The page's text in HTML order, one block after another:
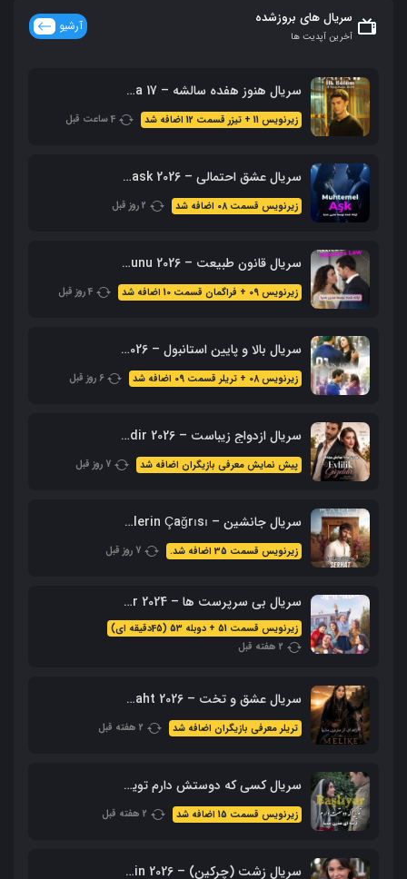
سریال های بروزشده
آخرین آپدیت ها
آرشیو
سریال هنوز هفده سالشه – Daha 17 محصول 2026 + زیرنویس فارسی
زیرنویس 11 + تیزر قسمت 12 اضافه شد 4 ساعت قبل
سریال عشق احتمالی – Muhtemel ask 2026 محصول ShowTV
زیرنویس قسمت 08 اضافه شد 2 روز قبل
سریال قانون طبیعت – 2026 Doganin Kanunu – نسخه کامل
زیرنویس 09 + فراگمان قسمت 10 اضافه شد 4 روز قبل
سریال بالا و پایین استانبول – 2026 Alti Ustu Istanbul (نسخه کامل)
زیرنویس 08 + تریلر قسمت 09 اضافه شد 6 روز قبل
سریال ازدواج زیباست – Evlilik Guzeldir 2026 (نسخه کامل + زیرنویس)
پیش نمایش معرفی بازیگران اضافه شد 7 روز قبل
سریال جانشین – Halef: Köklerin Çağrısı با زیرنویس فارسی
زیرنویس قسمت 35 اضافه شد. 7 روز قبل
سریال بی سرپرست ها – Sahipsizler 2024 با زیرنویس + دوبله فارسی
زیرنویس قسمت 51 + دوبله 53 (45دقیقه ای)
2 هفته قبل
سریال عشق و تخت – Ask Ve Taht 2026 – محصول aTV
تریلر معرفی بازیگران اضافه شد 2 هفته قبل
سریال کسی که دوستش دارم تویی – Sevdiğim Sensin با زیرنویس فارسی
زیرنویس قسمت 15 اضافه شد 2 هفته قبل
سریال زشت (چرکین) – Cirkin 2026 با زیرنویس فارسی